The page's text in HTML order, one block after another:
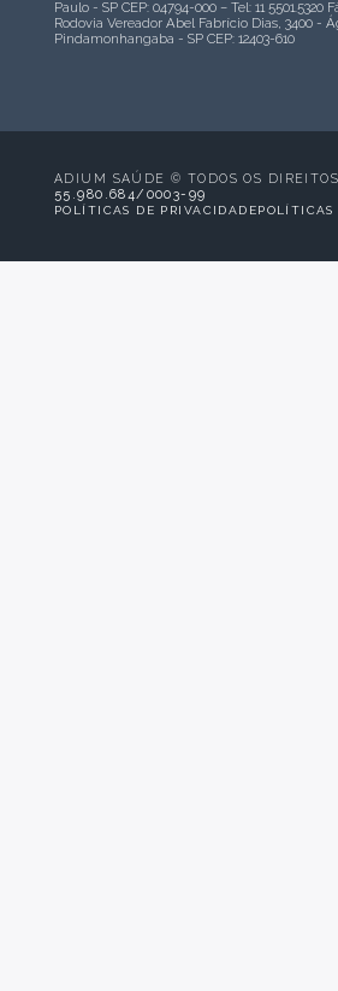
Paulo - SP CEP: 04794-000 – Tel: 11 5501.5320
Rodovia Vereador Abel Fabrício Dias, 3400 -
Pindamonhangaba - SP CEP: 12403-610
ADIUM SAÚDE © TODOS OS DIREITOS
55.980.684/0003-99
POLÍTICAS DE PRIVACIDADEPOLÍTICAS